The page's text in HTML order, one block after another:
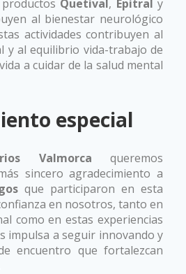
Quetival, Epitral y
al bienestar neurológico
actividades contribuyen al
y al equilibrio vida-trabajo de
a cuidar de la salud mental
especial
Valmorca queremos
sincero agradecimiento a
que participaron en esta
en nosotros, tanto en
como en estas experiencias
impulsa a seguir innovando y
encuentro que fortalezcan